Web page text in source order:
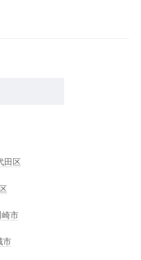
田区
崎市
市